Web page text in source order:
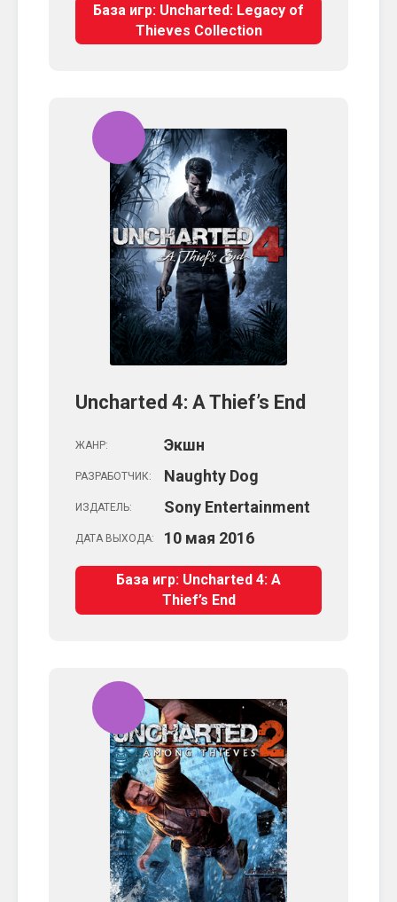
База игр: Uncharted: Legacy of
Thieves Collection
Uncharted 4: A Thief’s End
ЖАНР: Экшн
РАЗРАБОТЧИК: Naughty Dog
ИЗДАТЕЛЬ: Sony Entertainment
ДАТА ВЫХОДА: 10 мая 2016
База игр: Uncharted 4: A
Thief’s End